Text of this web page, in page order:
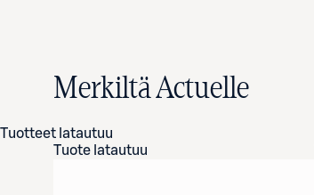
Merkiltä Actuelle
Tuotteet latautuu
Tuote latautuu